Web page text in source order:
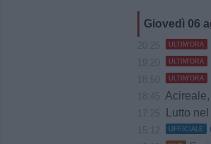
Giovedì 06
ULTIM'ORA
ULTIM'ORA
ULTIM'ORA
Acireale,
Lutto nel
UFFICIALE